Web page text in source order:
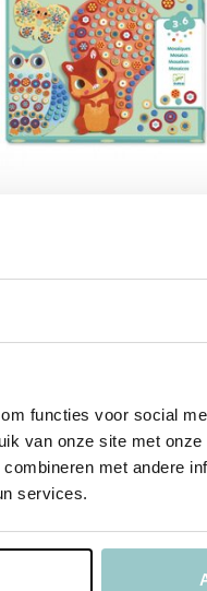
functies voor social
van onze site met
met andere
services.